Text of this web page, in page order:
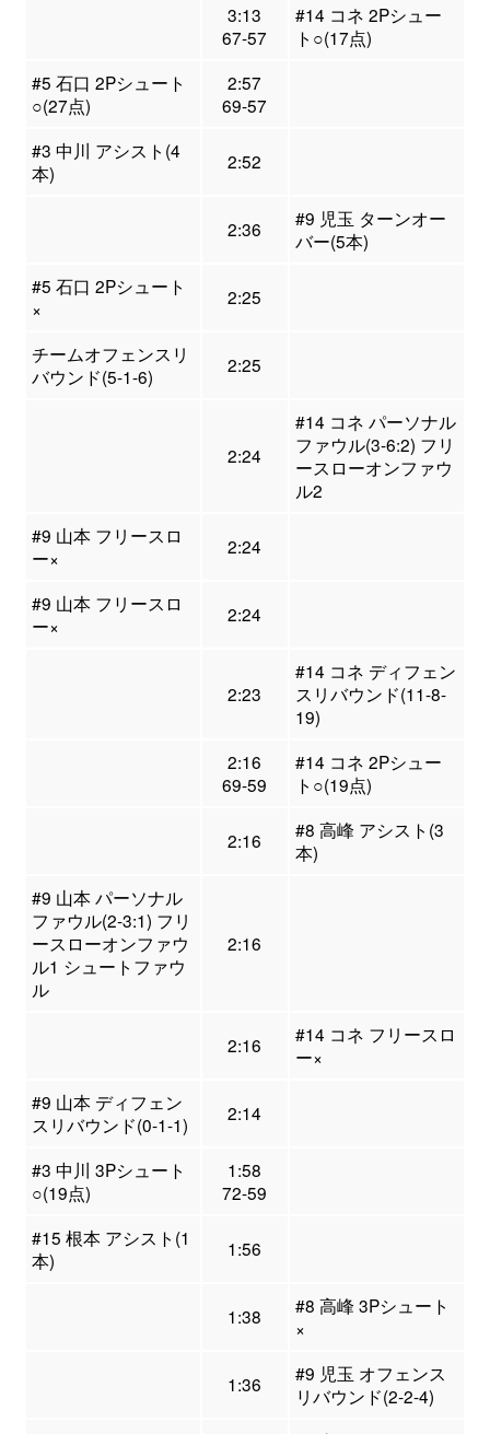
3:13
67-57
#14 コネ 2Pシュー
ト○(17点)
#5 石口 2Pシュート
○(27点)
2:57
69-57
#3 中川 アシスト(4
本)
2:52
2:36
#9 児玉 ターンオー
バー(5本)
#5 石口 2Pシュート
×
2:25
チームオフェンスリ
バウンド(5-1-6)
2:25
2:24
#14 コネ パーソナル
ファウル(3-6:2) フリ
ースローオンファウ
ル2
#9 山本 フリースロ
ー×
2:24
#9 山本 フリースロ
ー×
2:24
2:23
#14 コネ ディフェン
スリバウンド(11-8-
19)
2:16
69-59
#14 コネ 2Pシュー
ト○(19点)
2:16
#8 高峰 アシスト(3
本)
#9 山本 パーソナル
ファウル(2-3:1) フリ
ースローオンファウ
ル1 シュートファウ
ル
2:16
2:16
#14 コネ フリースロ
ー×
#9 山本 ディフェン
スリバウンド(0-1-1)
2:14
#3 中川 3Pシュート
○(19点)
1:58
72-59
#15 根本 アシスト(1
本)
1:56
1:38
#8 高峰 3Pシュート
×
1:36
#9 児玉 オフェンス
リバウンド(2-2-4)